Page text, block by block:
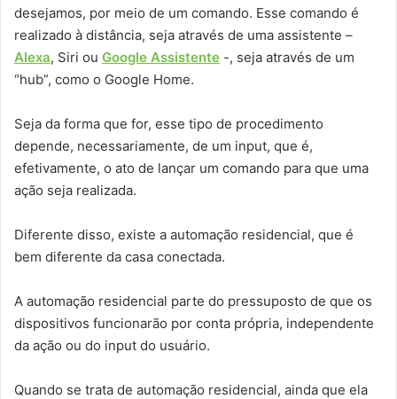
desejamos, por meio de um comando. Esse comando é
realizado à distância, seja através de uma assistente –
Alexa, Siri ou Google Assistente -, seja através de um
“hub”, como o Google Home.
Seja da forma que for, esse tipo de procedimento
depende, necessariamente, de um input, que é,
efetivamente, o ato de lançar um comando para que uma
ação seja realizada.
Diferente disso, existe a automação residencial, que é
bem diferente da casa conectada.
A automação residencial parte do pressuposto de que os
dispositivos funcionarão por conta própria, independente
da ação ou do input do usuário.
Quando se trata de automação residencial, ainda que ela